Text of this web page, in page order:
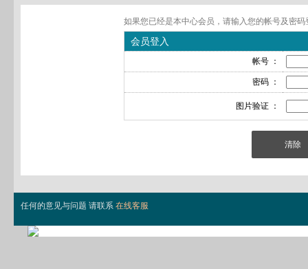
如果您已经是本中心会员，请输入您的帐号及密
会员登入
帐号 ：
密码 ：
图片验证 ：
任何的意见与问题 请联系 在线客服